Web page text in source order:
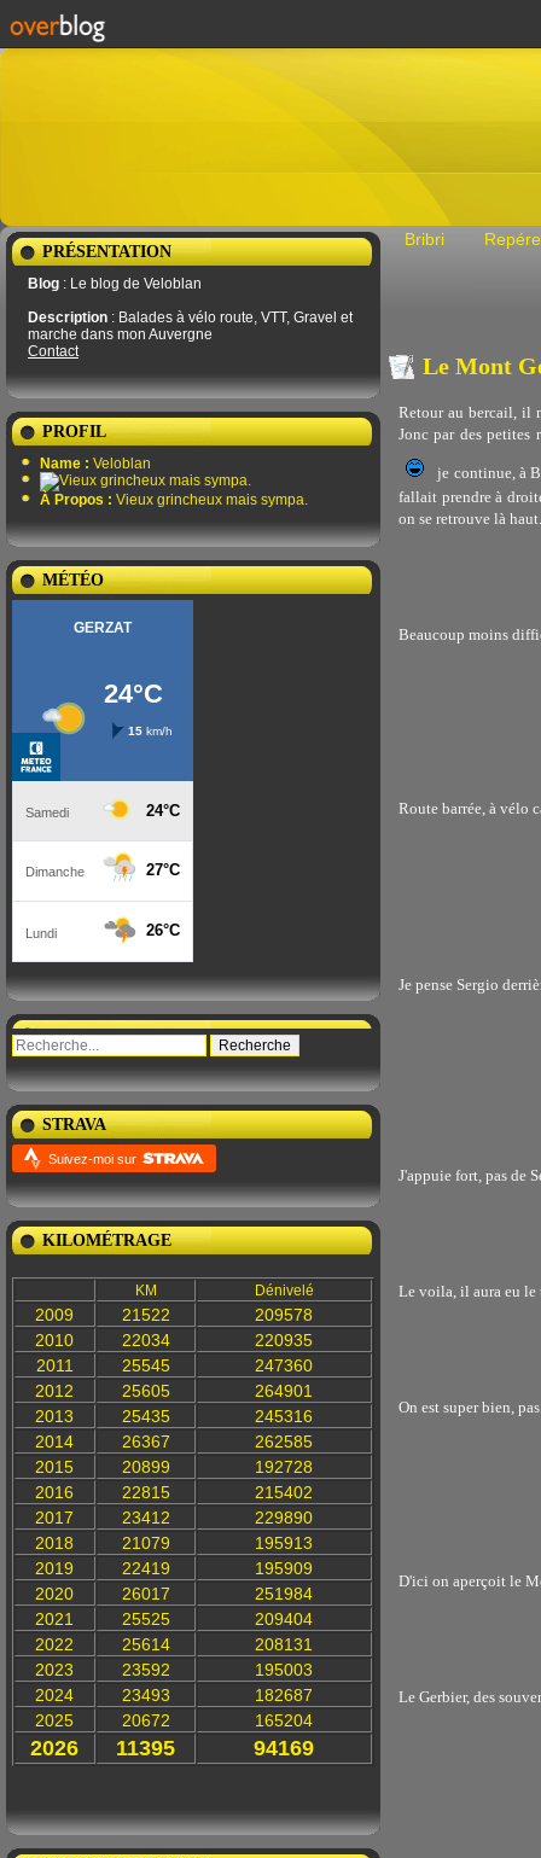
PRÉSENTATION
Blog : Le blog de Veloblan
Description : Balades à vélo route, VTT, Gravel et
marche dans mon Auvergne
Contact
PROFIL
Name : Veloblan
À Propos : Vieux grincheux mais sympa.
MÉTÉO
STRAVA
Suivez-moi sur
KILOMÉTRAGE
KM Dénivelé
2009 21522
209578
2010
22034
220935
2011
25545
247360
2012
25605
264901
2013
25435
245316
2014
26367
262585
2015
20899
192728
2016
22815
215402
2017
23412
229890
2018
21079
195913
2019
22419
195909
2020
26017
251984
2021
25525
209404
2022
25614
208131
2023
23592
195003
2024
23493
182687
2025
20672 165204
2026 11395 94169
Bribri
Le Mont
Retour au bercail, il
Jonc par des petites
je continue, à
fallait prendre à
on se retrouve là haut.
Beaucoup moins
Route barrée, à vélo
Je pense Sergio
J'appuie fort, pas de
Le voila, il aura eu le
On est super bien,
D'ici on aperçoit le
Le Gerbier, des